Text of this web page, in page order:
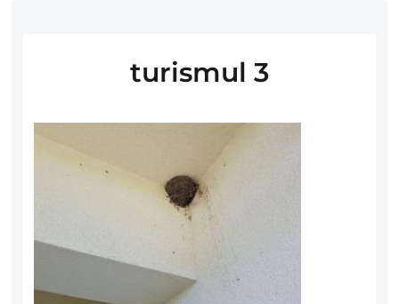
turismul 3